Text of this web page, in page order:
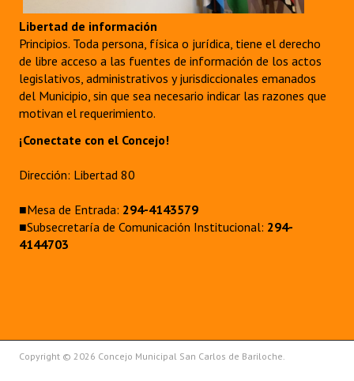
Libertad de información
Principios. Toda persona, física o jurídica, tiene el derecho
de libre acceso a las fuentes de información de los actos
legislativos, administrativos y jurisdiccionales emanados
del Municipio, sin que sea necesario indicar las razones que
motivan el requerimiento.
¡Conectate con el Concejo!
Dirección: Libertad 80
■Mesa de Entrada: 294-4143579
■Subsecretaría de Comunicación Institucional: 294-
4144703
Copyright © 2026 Concejo Municipal San Carlos de Bariloche.